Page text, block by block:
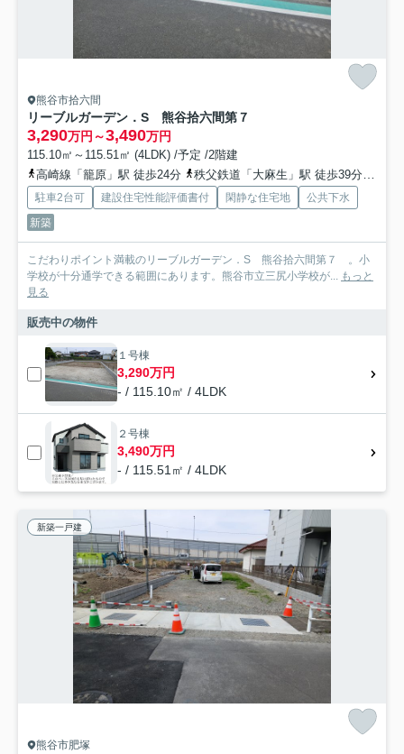
熊谷市拾六間
リーブルガーデン．S 熊谷拾六間第７
3,290万円～3,490万円
115.10㎡～115.51㎡ (4LDK) /予定 /2階建
高崎線「籠原」駅 徒歩24分
秩父鉄道「大麻生」駅 徒歩39分
駐車2台可 建設住宅性能評価書付 閑静な住宅地
公共下水
新築
こだわりポイント満載のリーブルガーデン．S 熊谷拾六間第７ 。小
学校が十分通学できる範囲にあります。熊谷市立三尻小学校が... もっと
見る
販売中の物件
１号棟
3,290万円
- / 115.10㎡ / 4LDK
２号棟
3,490万円
- / 115.51㎡ / 4LDK
新築一戸建
熊谷市肥塚